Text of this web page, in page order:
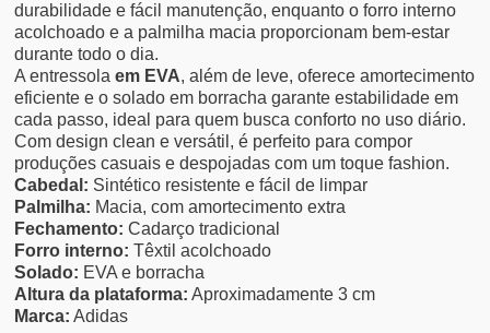
durabilidade e fácil manutenção, enquanto o forro interno
acolchoado e a palmilha macia proporcionam bem-estar
durante todo o dia.
A entressola em EVA, além de leve, oferece amortecimento
eficiente e o solado em borracha garante estabilidade em
cada passo, ideal para quem busca conforto no uso diário.
Com design clean e versátil, é perfeito para compor
produções casuais e despojadas com um toque fashion.
Cabedal: Sintético resistente e fácil de limpar
Palmilha: Macia, com amortecimento extra
Fechamento: Cadarço tradicional
Forro interno: Têxtil acolchoado
Solado: EVA e borracha
Altura da plataforma: Aproximadamente 3 cm
Marca: Adidas